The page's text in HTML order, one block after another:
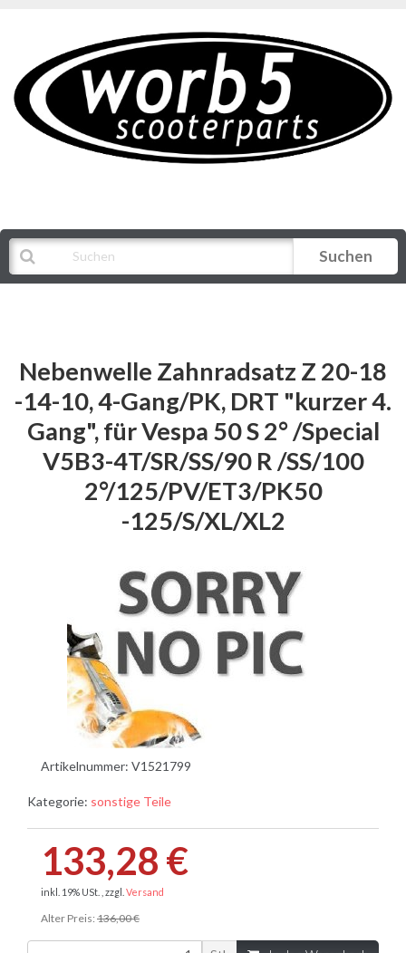
Suchen
Nebenwelle Zahnradsatz Z 20-18
-14-10, 4-Gang/PK, DRT "kurzer 4.
Gang", für Vespa 50 S 2° /Special
V5B3-4T/SR/SS/90 R /SS/100
2°/125/PV/ET3/PK50
-125/S/XL/XL2
Artikelnummer: V1521799
Kategorie: sonstige Teile
133,28 €
inkl. 19% USt. , zzgl. Versand
Alter Preis: 136,00 €